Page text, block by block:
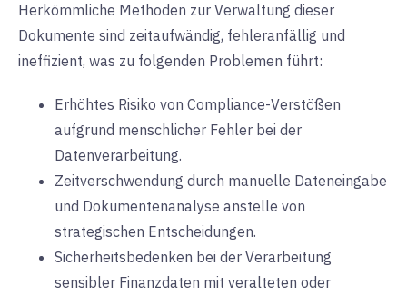
Herkömmliche Methoden zur Verwaltung dieser
Dokumente sind zeitaufwändig, fehleranfällig und
ineffizient, was zu folgenden Problemen führt:
Erhöhtes Risiko von Compliance-Verstößen
aufgrund menschlicher Fehler bei der
Datenverarbeitung.
Zeitverschwendung durch manuelle Dateneingabe
und Dokumentenanalyse anstelle von
strategischen Entscheidungen.
Sicherheitsbedenken bei der Verarbeitung
sensibler Finanzdaten mit veralteten oder